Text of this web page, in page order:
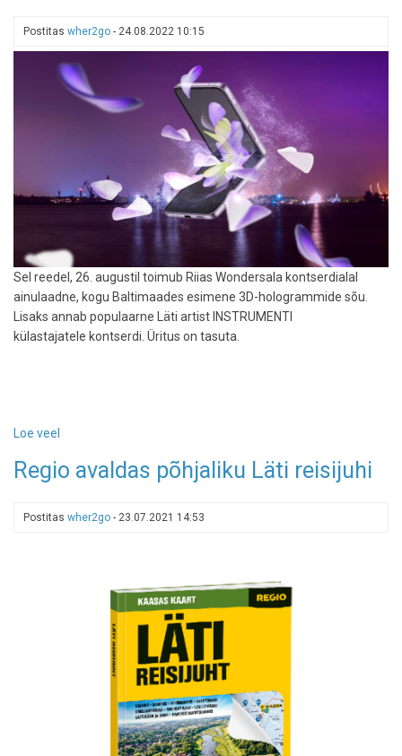
Postitas wher2go - 24.08.2022 10:15
Sel reedel, 26. augustil toimub Riias Wondersala kontserdialal
ainulaadne, kogu Baltimaades esimene 3D-hologrammide sõu.
Lisaks annab populaarne Läti artist INSTRUMENTI
külastajatele kontserdi. Üritus on tasuta.
Loe veel
teha
Riias
hologrammide
Regio avaldas põhjaliku Läti reisijuhi
Postitas wher2go - 23.07.2021 14:53